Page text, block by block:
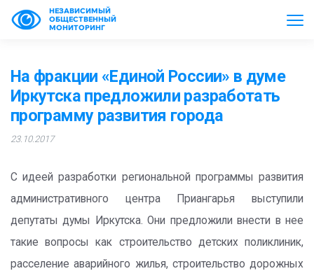
НЕЗАВИСИМЫЙ
ОБЩЕСТВЕННЫЙ
МОНИТОРИНГ
На фракции «Единой России» в думе
Иркутска предложили разработать
программу развития города
23.10.2017
С идеей разработки региональной программы развития
административного центра Приангарья выступили
депутаты думы Иркутска. Они предложили внести в нее
такие вопросы как строительство детских поликлиник,
расселение аварийного жилья, строительство дорожных